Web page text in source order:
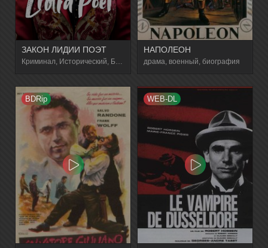
ЗАКОН ЛИДИИ ПОЭТ НАПОЛЕОН
драма, военный, биография
BDRip WEB-DL